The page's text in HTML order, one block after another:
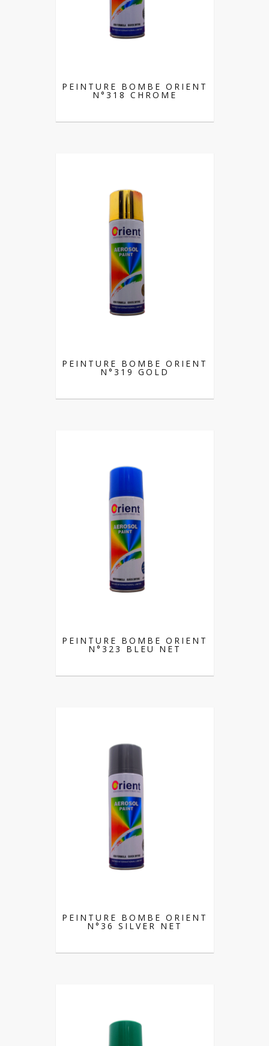
PEINTURE BOMBE ORIENT
N°318 CHROME
PEINTURE BOMBE ORIENT
N°319 GOLD
PEINTURE BOMBE ORIENT
N°323 BLEU NET
PEINTURE BOMBE ORIENT
N°36 SILVER NET